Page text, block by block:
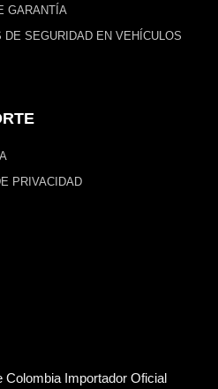
GARANTÍA
DE SEGURIDAD EN VEHÍCULOS
PRIVACIDAD
Colombia Importador Oficial